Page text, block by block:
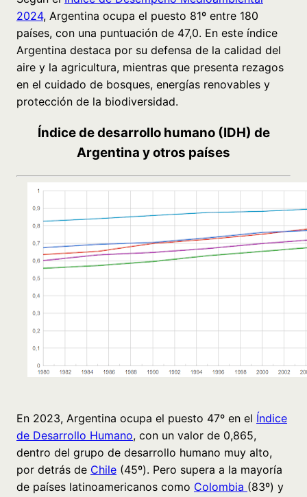
2024, Argentina ocupa el puesto 81º entre 180
países, con una puntuación de 47,0. En este índice
Argentina destaca por su defensa de la calidad del
aire y la agricultura, mientras que presenta rezagos
en el cuidado de bosques, energías renovables y
protección de la biodiversidad.
Índice de desarrollo humano (IDH) de
Argentina y otros países
En 2023, Argentina ocupa el puesto 47º en el Índice
de Desarrollo Humano, con un valor de 0,865,
dentro del grupo de desarrollo humano muy alto,
por detrás de Chile (45º). Pero supera a la mayoría
de países latinoamericanos como Colombia (83º) y